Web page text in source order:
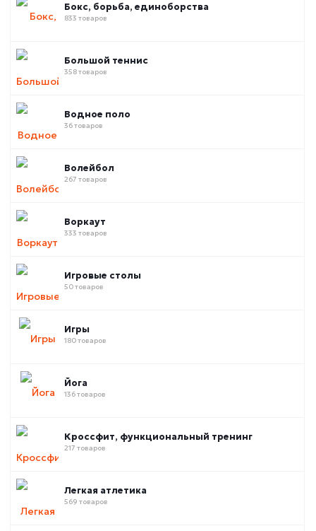
Бокс, борьба, единоборства
833 товаров
Большой теннис
358 товаров
Водное поло
36 товаров
Волейбол
267 товаров
Воркаут
333 товаров
Игровые столы
50 товаров
Игры
180 товаров
Йога
136 товаров
Кроссфит, функциональный тренинг
217 товаров
Легкая атлетика
569 товаров